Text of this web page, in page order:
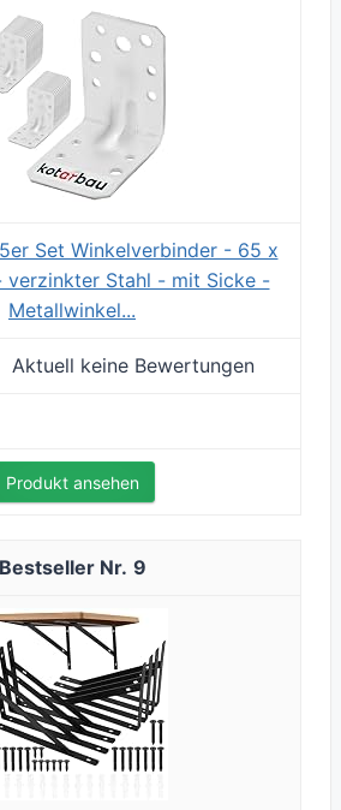
Set Winkelverbinder - 65 x
Stahl - mit Sicke -
Metallwinkel...
Aktuell keine Bewertungen
Produkt ansehen
9